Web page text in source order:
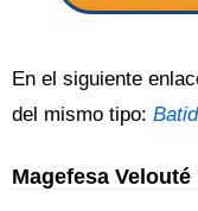
En el siguiente
del mismo tipo:
Magefesa